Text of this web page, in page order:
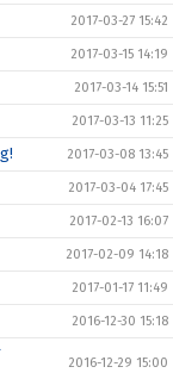
2017-03-27 15:42
2017-03-15 14:19
2017-03-14 15:51
2017-03-13 11:25
2017-03-08 13:45
2017-03-04 17:45
2017-02-13 16:07
2017-02-09 14:18
2017-01-17 11:49
2016-12-30 15:18
2016-12-29 15:00